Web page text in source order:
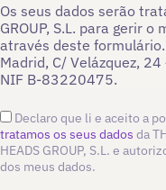
Os seus dados serão
GROUP, S.L. para gerir
através deste
Madrid, C/ Velázquez,
NIF B-83220475.
Declaro que li e aceito a
tratamos os seus dados da
HEADS GROUP, S.L. e
dos meus dados.